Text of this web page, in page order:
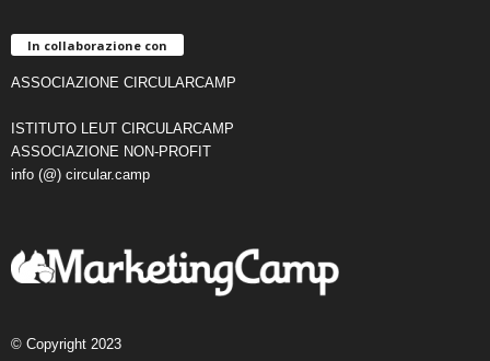
In collaborazione con
ASSOCIAZIONE CIRCULARCAMP
ISTITUTO LEUT CIRCULARCAMP
ASSOCIAZIONE NON-PROFIT
info (@) circular.camp
© Copyright 2023